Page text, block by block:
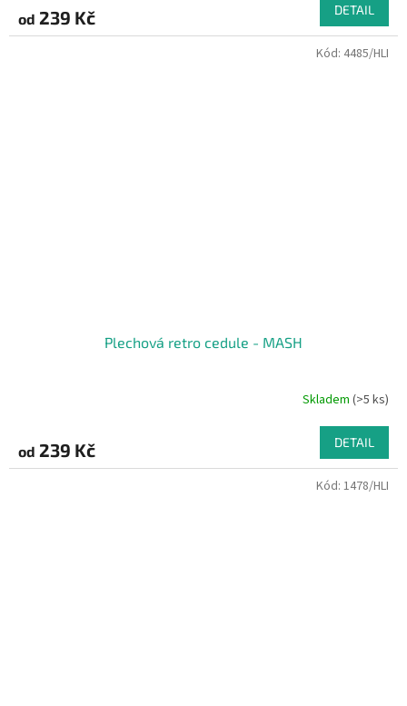
od 239 Kč DETAIL
Plechová retro cedule - MASH
Skladem (>5 ks)
od 239 Kč DETAIL
Kód: 4485/HLI
Kód: 1478/HLI